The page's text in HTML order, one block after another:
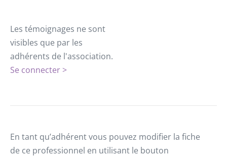
Les témoignages ne sont
visibles que par les
adhérents de l'association.
Se connecter >
En tant qu’adhérent vous pouvez modifier la fiche
de ce professionnel en utilisant le bouton